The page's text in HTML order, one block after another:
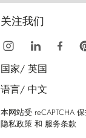
关注我们
国家/ 英国
语言/ 中文
本网站受 reCAPTCHA
隐私政策 和 服务条款